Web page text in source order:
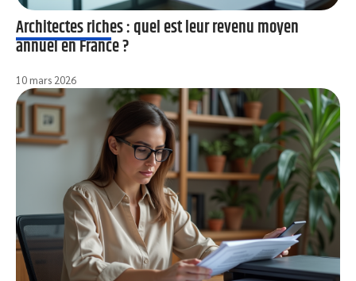
Architectes riches : quel est leur revenu moyen
annuel en France ?
10 mars 2026